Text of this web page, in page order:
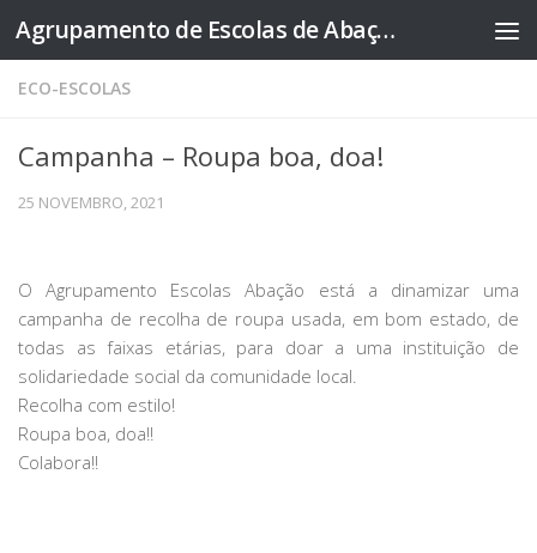
Skip to content Agrupamento de Escolas de Abação
ECO-ESCOLAS
Campanha – Roupa boa, doa!
25 NOVEMBRO, 2021
O Agrupamento Escolas Abação está a dinamizar uma
campanha de recolha de roupa usada, em bom estado, de
todas as faixas etárias, para doar a uma instituição de
solidariedade social da comunidade local.
Recolha com estilo!
Roupa boa, doa!!
Colabora!!